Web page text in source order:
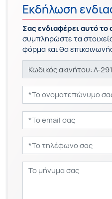
Εκδήλωση
Σας ενδιαφέρει αυτό το
συμπληρώστε τα
φόρμα και θα